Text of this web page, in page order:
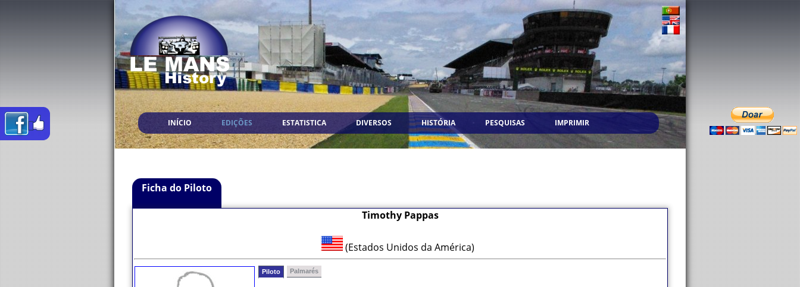
INÍCIO EDIÇÕES ESTATISTICA DIVERSOS HISTÓRIA PESQUISAS IMPRIMIR
Ficha do Piloto
Timothy Pappas
(Estados Unidos da América)
Piloto Palmarés